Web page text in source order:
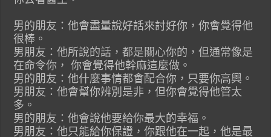
男的朋友：他會盡量說好話來討好你，你會覺得他
很棒。
男朋友：他所說的話，都是關心你的，但通常像是
在命令你， 你會覺得他幹麻這麼做。
男的朋友：他什麼事情都會配合你，只要你高興。
男朋友：他會幫你辨別是非，但你會覺得他管太
多。
男的朋友：他會說他要給你最大的幸福。
男朋友：他只能給你保證，你跟他在一起，他是最